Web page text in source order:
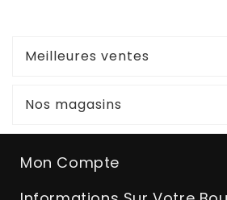
Meilleures ventes
Nos magasins
Mon Compte